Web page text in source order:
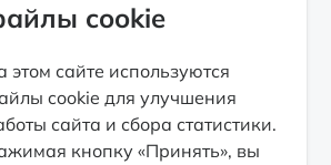
cookie
этом сайте используются
cookie для улучшения
сайта и сбора статистики.
кнопку «Принять», вы